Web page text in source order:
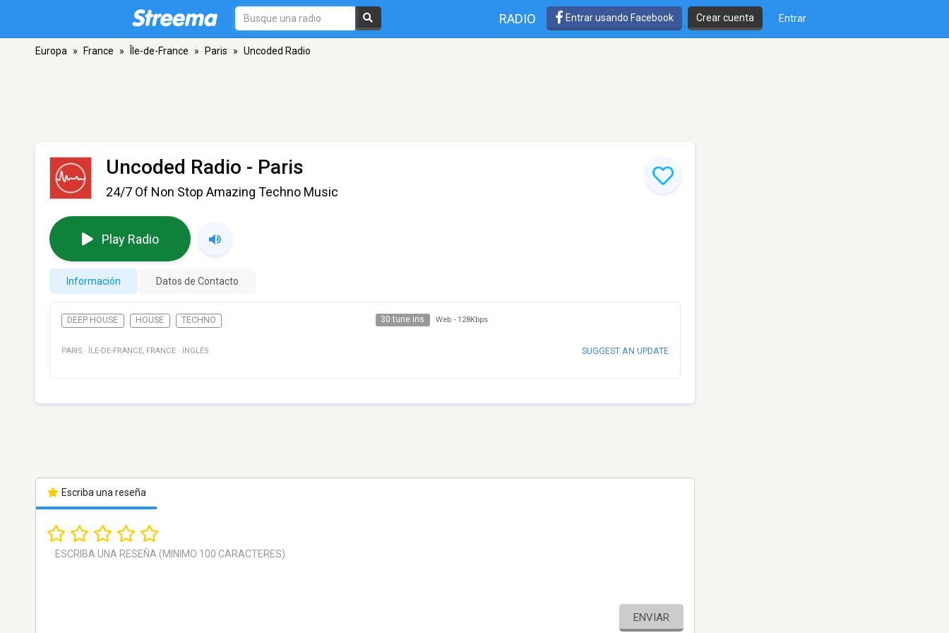
RADIO Entrar usando Facebook Crear cuenta Entrar
Europa » France » Île-de-France » Paris » Uncoded Radio
Uncoded Radio - Paris
24/7 Of Non Stop Amazing Techno Music
Play Radio
Información Datos de Contacto
DEEP HOUSE HOUSE TECHNO 30 tune ins Web - 128Kbps
PARIS · ÎLE-DE-FRANCE, FRANCE · INGLÉS SUGGEST AN UPDATE
Escriba una reseña
ENVIAR